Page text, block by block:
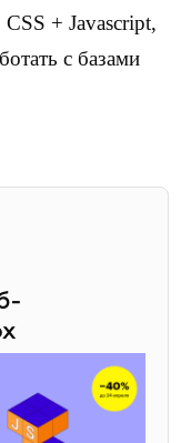
+ Javascript,
с базами